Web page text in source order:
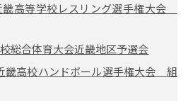
高等学校レスリング選手権大会
総合体育大会近畿地区予選会
高校ハンドボール選手権大会 組